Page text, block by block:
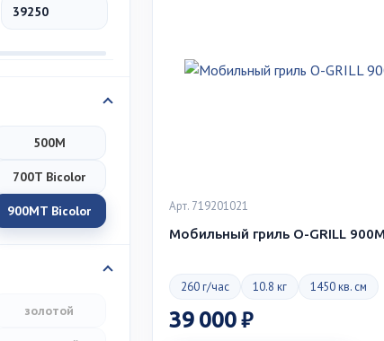
500M
700T Bicolor
900MT Bicolor
золотой
Арт. 719201021
Мобильный гриль O-GRILL
260 г/час 10.8 кг 1450 кв. см
39 000 ₽